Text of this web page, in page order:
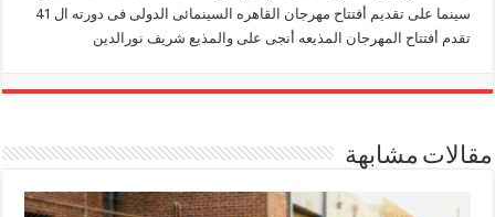
سينما على تقديم أفتتاح مهرجان القاهره السينمائى الدولى فى دورته ال 41
تقدم أفتتاح المهرجان المذيعه أنجى على والمذيع شريف نورالدين
مقالات مشابهة